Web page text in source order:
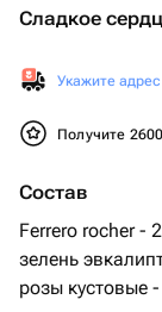
Сладкое
Укажите адрес
Получите
Состав
Ferrero rocher -
зелень
розы кустовые